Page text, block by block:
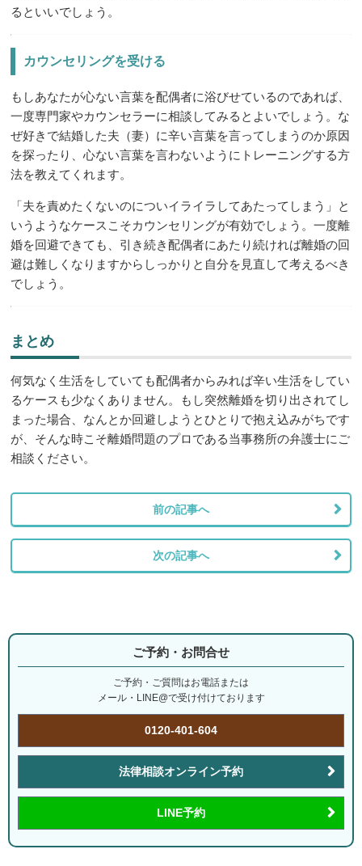
るといいでしょう。
カウンセリングを受ける
もしあなたが心ない言葉を配偶者に浴びせているのであれば、
一度専門家やカウンセラーに相談してみるとよいでしょう。な
ぜ好きで結婚した夫（妻）に辛い言葉を言ってしまうのか原因
を探ったり、心ない言葉を言わないようにトレーニングする方
法を教えてくれます。
「夫を責めたくないのについイライラしてあたってしまう」と
いうようなケースこそカウンセリングが有効でしょう。一度離
婚を回避できても、引き続き配偶者にあたり続ければ離婚の回
避は難しくなりますからしっかりと自分を見直して考えるべき
でしょう。
まとめ
何気なく生活をしていても配偶者からみれば辛い生活をしてい
るケースも少なくありません。もし突然離婚を切り出されてし
まった場合、なんとか回避しようとひとりで抱え込みがちです
が、そんな時こそ離婚問題のプロである当事務所の弁護士にご
相談ください。
前の記事へ
次の記事へ
ご予約・お問合せ
ご予約・ご質問はお電話または
メール・LINE@で受け付けております
0120-401-604
法律相談オンライン予約
LINE予約